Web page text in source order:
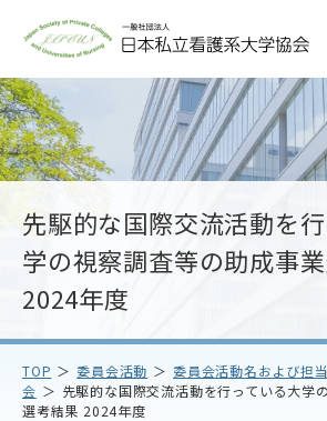
組織の概要
研修会
会員校情報
先駆的な国際交流活動を
学の視察調査等の助成事
2024年度
TOP 委員会活動 委員会活動名および担
会
先駆的な国際交流活動を行っている大学
選考結果 2024年度